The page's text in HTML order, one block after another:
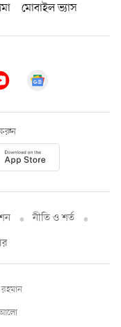
মোবাইল ভ্যাস
নীতি ও শর্ত
আলো